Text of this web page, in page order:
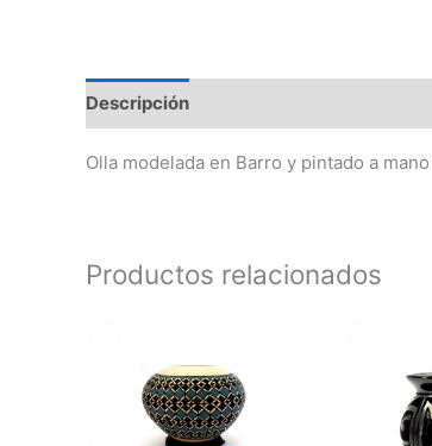
Descripción
Olla modelada en Barro y pintado a
Productos relacionados